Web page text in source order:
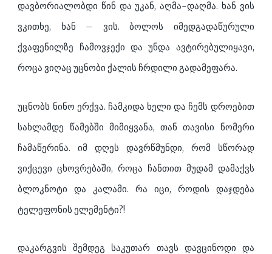
დავბორიალობდი წინ და უკან, აღმა-დაღმა. ხან ვის
ვკითხე, ხან – ვის. ბოლოს იმედგადაწურული
ქვაფენილზე ჩამოვჯექი და უნდა ავტირებულიყავი,
როცა ვიღაც უცნობი ქალის ჩრდილი გადამეფარა.
უცნობს ნინო ერქვა. ჩამკიდა ხელი და ჩემს დროებით
სახლამდე წამებში მიმიყვანა, თან თავისი ნომერი
ჩამაწერინა. იმ დღეს დავრწმუნდი, რომ სწორად
ვიქცევი ცხოვრებაში, როცა ჩანთით მუდამ დამაქვს
ბლოკნოტი და კალამი. რა იცი, როდის დაჯდება
ტელეფონის ელემენტი?!
დაკარგვის შემდეგ საკუთარ თავს დავცინოდი და